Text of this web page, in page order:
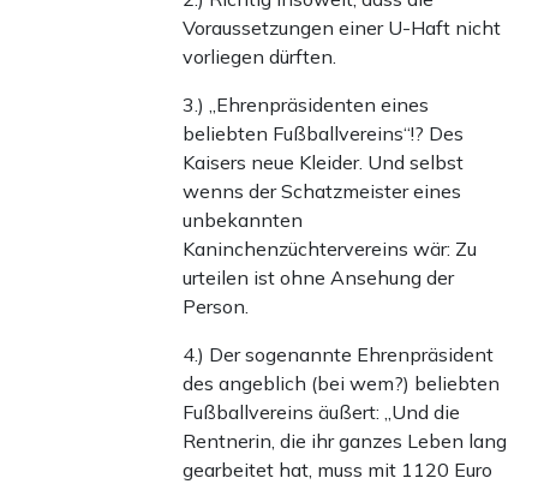
Voraussetzungen einer U-Haft nicht
vorliegen dürften.
3.) „Ehrenpräsidenten eines
beliebten Fußballvereins“!? Des
Kaisers neue Kleider. Und selbst
wenns der Schatzmeister eines
unbekannten
Kaninchenzüchtervereins wär: Zu
urteilen ist ohne Ansehung der
Person.
4.) Der sogenannte Ehrenpräsident
des angeblich (bei wem?) beliebten
Fußballvereins äußert: „Und die
Rentnerin, die ihr ganzes Leben lang
gearbeitet hat, muss mit 1120 Euro